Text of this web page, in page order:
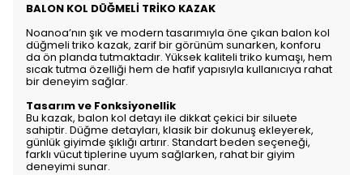
BALON KOL DÜĞMELİ TRİKO KAZAK
Noanoa’nın şık ve modern tasarımıyla öne çıkan balon kol
düğmeli triko kazak, zarif bir görünüm sunarken, konforu
da ön planda tutmaktadır. Yüksek kaliteli triko kumaşı, hem
sıcak tutma özelliği hem de hafif yapısıyla kullanıcıya rahat
bir deneyim sağlar.
Tasarım ve Fonksiyonellik
Bu kazak, balon kol detayı ile dikkat çekici bir siluete
sahiptir. Düğme detayları, klasik bir dokunuş ekleyerek,
günlük giyimde şıklığı artırır. Standart beden seçeneği,
farklı vücut tiplerine uyum sağlarken, rahat bir giyim
deneyimi sunar.